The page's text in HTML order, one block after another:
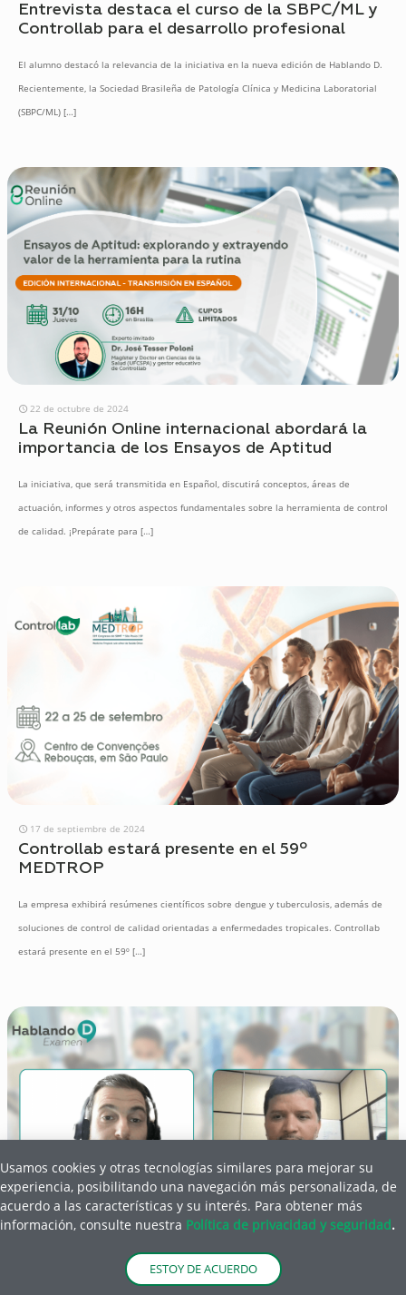
Entrevista destaca el curso de la SBPC/ML y
Controllab para el desarrollo profesional
El alumno destacó la relevancia de la iniciativa en la nueva edición de Hablando D.
Recientemente, la Sociedad Brasileña de Patología Clínica y Medicina Laboratorial
(SBPC/ML) […]
22 de octubre de 2024
La Reunión Online internacional abordará la
importancia de los Ensayos de Aptitud
La iniciativa, que será transmitida en Español, discutirá conceptos, áreas de
actuación, informes y otros aspectos fundamentales sobre la herramienta de control
de calidad. ¡Prepárate para […]
17 de septiembre de 2024
Controllab estará presente en el 59º
MEDTROP
La empresa exhibirá resúmenes científicos sobre dengue y tuberculosis, además de
soluciones de control de calidad orientadas a enfermedades tropicales. Controllab
estará presente en el 59º […]
Fiebre Oropouche: especialista destaca el
panorama actual de la enfermedad en la
Usamos cookies y otras tecnologías similares para mejorar su
experiencia, posibilitando una navegación más personalizada, de
acuerdo a las características y su interés. Para obtener más
información, consulte nuestra Política de privacidad y seguridad.
ESTOY DE ACUERDO